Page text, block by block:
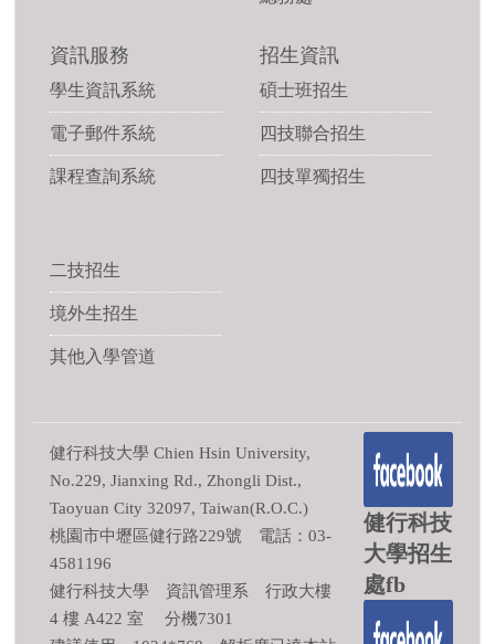
資訊服務
學生資訊系統
電子郵件系統
課程查詢系統
招生資訊
碩士班招生
四技聯合招生
四技單獨招生
二技招生
境外生招生
其他入學管道
健行科技大學 Chien Hsin University,
No.229, Jianxing Rd., Zhongli Dist.,
Taoyuan City 32097, Taiwan(R.O.C.)
桃園市中壢區健行路229號 電話：03-
4581196
健行科技大學 資訊管理系 行政大樓
4 樓 A422 室 分機7301
健行科技
大學招生
處fb